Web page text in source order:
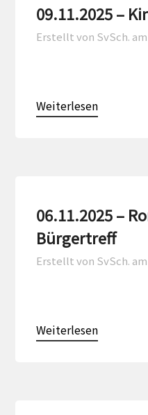
09.11.2025 –
Erstellt von SvSch. am
Weiterlesen
06.11.2025 –
Bürgertreff
Erstellt von SvSch. am
Weiterlesen